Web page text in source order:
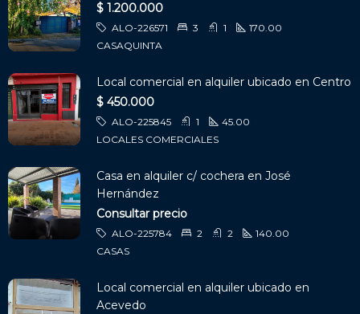
$ 1.200.000
ALO-226571 3 1
170.00
CASAQUINTA
Local comercial en alquiler ubicado en Centro
$ 450.000
ALO-225845 1
45.00
LOCALES COMERCIALES
Casa en alquiler c/ cochera en José
Hernández
Consultar precio
ALO-225784 2 2
140.00
CASAS
Local comercial en alquiler ubicado en
Acevedo